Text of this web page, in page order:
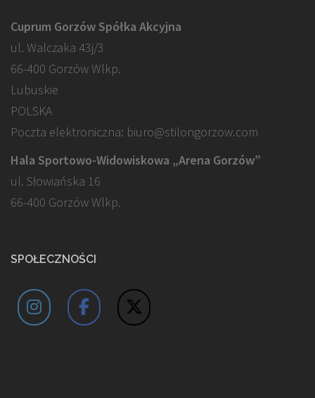
Cuprum Gorzów Spółka Akcyjna
ul. Walczaka 43j/3
66-400 Gorzów Wlkp.
Lubuskie
POLSKA
Poczta elektroniczna: biuro@stilongorzow.com
Hala Sportowo-Widowiskowa „Arena Gorzów”
ul. Słowiańska 16
66-400 Gorzów Wlkp.
SPOŁECZNOŚCI